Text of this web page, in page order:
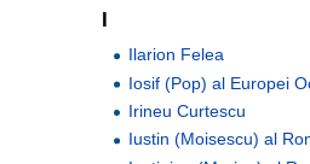
I
Ilarion Felea
Iosif (Pop) al Europei
Irineu Curtescu
Iustin (Moisescu) al